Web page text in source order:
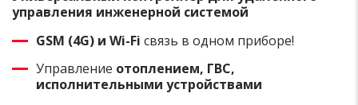
управления инженерной системой
GSM (4G) и Wi-Fi связь в одном приборе!
Управление отоплением, ГВС,
исполнительными устройствами